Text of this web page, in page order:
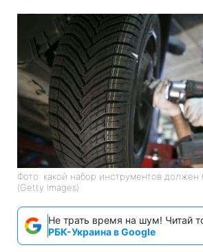
Фото: какой набор инструментов должен
(Getty Images)
Не трать время на шум! Читай
РБК-Украина в Google